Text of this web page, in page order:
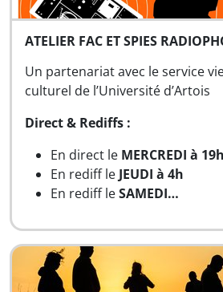
ATELIER FAC ET SPIES
Un partenariat avec le service
culturel de l’Université d’Artois
Direct & Rediffs :
En direct le MERCREDI à 19h
En rediff le JEUDI à 4h
En rediff leSAMEDI…